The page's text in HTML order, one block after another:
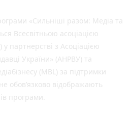
«Сильніші разом: Медіа та
Всесвітньою асоціацією
партнерстві з Асоціацією
України» (АНРВУ) та
(MBL) за підтримки
обов’язково відображають
програми.